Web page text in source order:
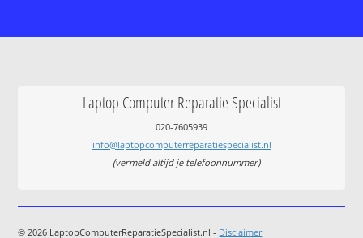
Laptop Computer Reparatie Specialist
020-7605939
info@laptopcomputerreparatiespecialist.nl
(vermeld altijd je telefoonnummer)
© 2026 LaptopComputerReparatieSpecialist.nl - Disclaimer